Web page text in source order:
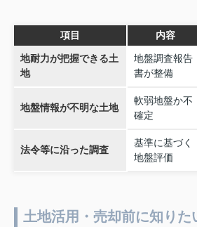
項目 内容
地耐力が把握できる土
地
地盤調査報告
書が整備
地盤情報が不明な土地
軟弱地盤か不
確定
法令等に沿った調査
基準に基づく
地盤評価
土地活用・売却前に知りた